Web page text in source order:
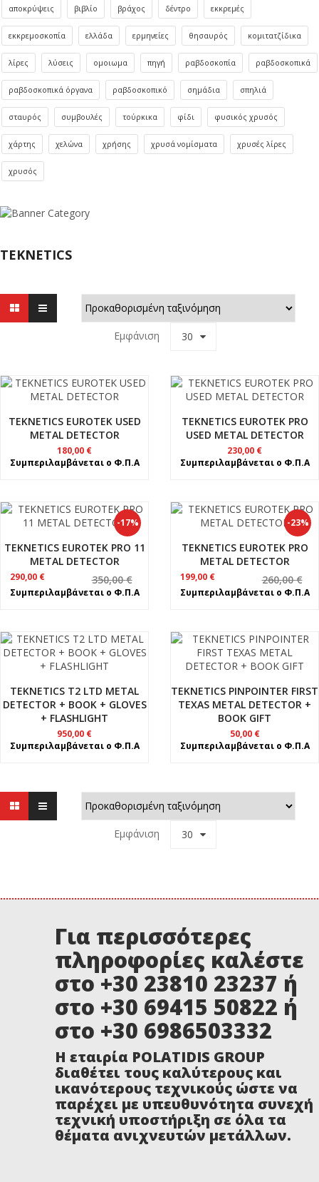
αποκρύψεις βιβλίο βράχος δέντρο εκκρεμές
εκκρεμοσκοπία ελλάδα ερμηνείες θησαυρός κομιτατζίδικα
λίρες λύσεις ομοιωμα πηγή ραβδοσκοπία ραβδοσκοπικά
ραβδοσκοπικά όργανα ραβδοσκοπικό σημάδια σπηλιά
σταυρός συμβουλές τούρκικα φίδι φυσικός χρυσός
χάρτης χελώνα χρήσης χρυσά νομίσματα χρυσές λίρες
χρυσός
TEKNETICS
Εμφάνιση 30
TEKNETICS EUROTEK USED
METAL DETECTOR
180,00 €
Συμπεριλαμβάνεται ο Φ.Π.Α
TEKNETICS EUROTEK PRO
USED METAL DETECTOR
230,00 €
Συμπεριλαμβάνεται ο Φ.Π.Α
-17%
TEKNETICS EUROTEK PRO 11
METAL DETECTOR
350,00€
price
was:
290,00 €
τρέχουσα
τιμή
Συμπεριλαμβάνεται ο Φ.Π.Α
-23%
TEKNETICS EUROTEK PRO
METAL DETECTOR
260,00€
price
was:
199,00 €
τρέχουσα
τιμή
Συμπεριλαμβάνεται ο Φ.Π.Α
TEKNETICS T2 LTD METAL
DETECTOR + BOOK + GLOVES
+ FLASHLIGHT
950,00 €
Συμπεριλαμβάνεται ο Φ.Π.Α
TEKNETICS PINPOINTER FIRST
TEXAS METAL DETECTOR +
BOOK GIFT
50,00 €
Συμπεριλαμβάνεται ο Φ.Π.Α
Εμφάνιση 30
Για περισσότερες
πληροφορίες καλέστε
στο +30 23810 23237 ή
στο +30 69415 50822 ή
στο +30 6986503332
Η εταιρία POLATIDIS GROUP
διαθέτει τους καλύτερους και
ικανότερους τεχνικούς ώστε να
παρέχει με υπευθυνότητα συνεχή
τεχνική υποστήριξη σε όλα τα
θέματα ανιχνευτών μετάλλων.